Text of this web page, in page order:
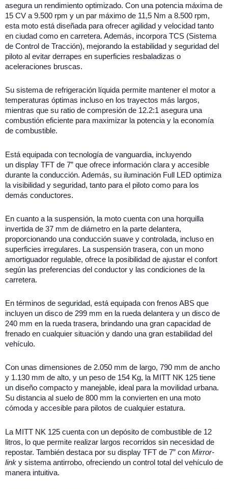
asegura un rendimiento optimizado. Con una potencia máxima de
15 CV a 9.500 rpm y un par máximo de 11,5 Nm a 8.500 rpm,
esta moto está diseñada para ofrecer agilidad y velocidad tanto
en ciudad como en carretera. Además, incorpora TCS (Sistema
de Control de Tracción), mejorando la estabilidad y seguridad del
piloto al evitar derrapes en superficies resbaladizas o
aceleraciones bruscas.
Su sistema de refrigeración líquida permite mantener el motor a
temperaturas óptimas incluso en los trayectos más largos,
mientras que su ratio de compresión de 12.2:1 asegura una
combustión eficiente para maximizar la potencia y la economía
de combustible.
Está equipada con tecnología de vanguardia, incluyendo
un display TFT de 7” que ofrece información clara y accesible
durante la conducción. Además, su iluminación Full LED optimiza
la visibilidad y seguridad, tanto para el piloto como para los
demás conductores.
En cuanto a la suspensión, la moto cuenta con una horquilla
invertida de 37 mm de diámetro en la parte delantera,
proporcionando una conducción suave y controlada, incluso en
superficies irregulares. La suspensión trasera, con un mono
amortiguador regulable, ofrece la posibilidad de ajustar el confort
según las preferencias del conductor y las condiciones de la
carretera.
En términos de seguridad, está equipada con frenos ABS que
incluyen un disco de 299 mm en la rueda delantera y un disco de
240 mm en la rueda trasera, brindando una gran capacidad de
frenado en cualquier situación y dando una gran estabilidad del
vehículo.
Con unas dimensiones de 2.050 mm de largo, 790 mm de ancho
y 1.130 mm de alto, y un peso de 154 Kg, la MITT NK 125 tiene
un diseño compacto y manejable, ideal para la movilidad urbana.
Su distancia al suelo de 800 mm la convierten en una moto
cómoda y accesible para pilotos de cualquier estatura.
La MITT NK 125 cuenta con un depósito de combustible de 12
litros, lo que permite realizar largos recorridos sin necesidad de
repostar. También destaca por su display TFT de 7” con Mirror-
link y sistema antirrobo, ofreciendo un control total del vehículo de
manera intuitiva.